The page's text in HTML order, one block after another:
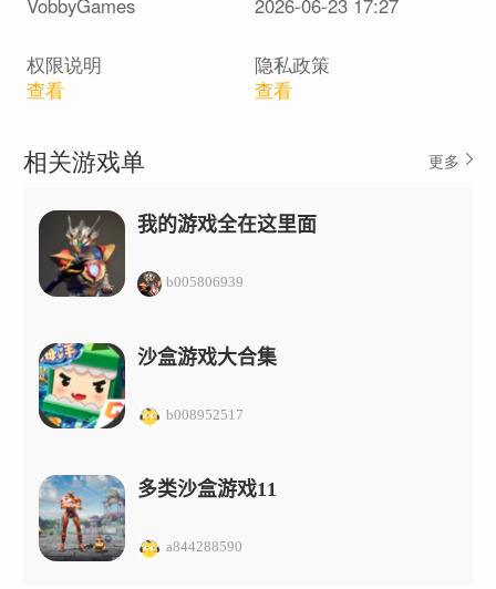
权限说明
查看
隐私政策
查看
相关游戏单 更多
我的游戏全在这里面
b005806939
沙盒游戏大合集
b008952517
多类沙盒游戏11
a844288590